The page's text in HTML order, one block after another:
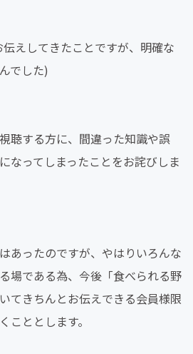
えしてきたことですが、明確な
でした)
聴する方に、間違った知識や誤
なってしまったことをお詫びしま
あったのですが、やはりいろんな
場である為、今後「食べられる野
てきちんとお伝えできる会員様限
こととします。